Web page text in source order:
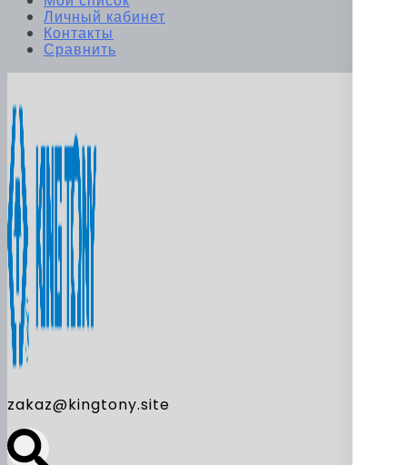
Личный кабинет
Контакты
Сравнить
zakaz@kingtony.site